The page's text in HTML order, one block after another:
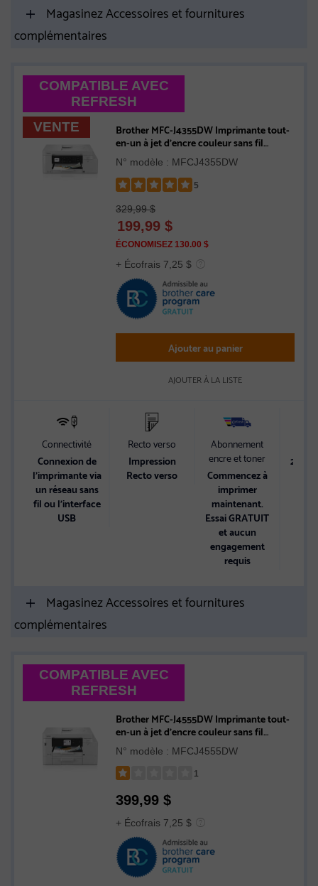
Magasinez Accessoires et fournitures
complémentaires
COMPATIBLE AVEC
REFRESH
VENTE
Brother MFC-J4355DW Imprimante tout-
en-un à jet d’encre couleur sans fil
INKvestment avec écran couleur de
1,8 po et fente d’alimentation manuelle
N° modèle : MFCJ4355DW
5
5
out
of
stars
329,99 $
199,99 $
ÉCONOMISEZ 130.00 $
+ Écofrais 7,25 $
Ajouter au panier
AJOUTER À LA LISTE
Connectivité
Connexion de
l’imprimante via
un réseau sans
fil ou l'interface
USB
Recto verso
Impression
Recto verso
Abonnement
encre et toner
Commencez à
imprimer
maintenant.
Essai GRATUIT
et aucun
engagement
requis
20
Magasinez Accessoires et fournitures
complémentaires
COMPATIBLE AVEC
REFRESH
Brother MFC-J4555DW Imprimante tout-
en-un à jet d’encre couleur sans fil
2,7 po et bacs à papier
N° modèle : MFCJ4555DW
1
1
out
5
stars
399,99 $
+ Écofrais 7,25 $